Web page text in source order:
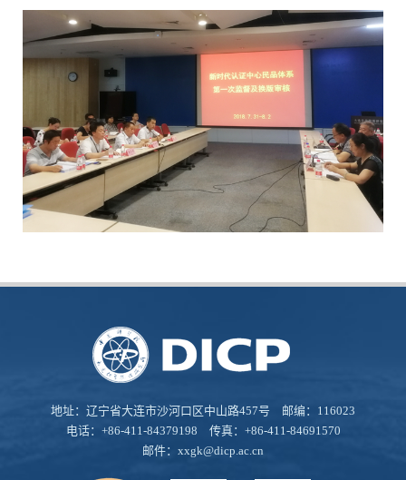
地址：辽宁省大连市沙河口区中山路457号 邮编：116023
电话：+86-411-84379198 传真：+86-411-84691570
邮件： xxgk@dicp.ac.cn